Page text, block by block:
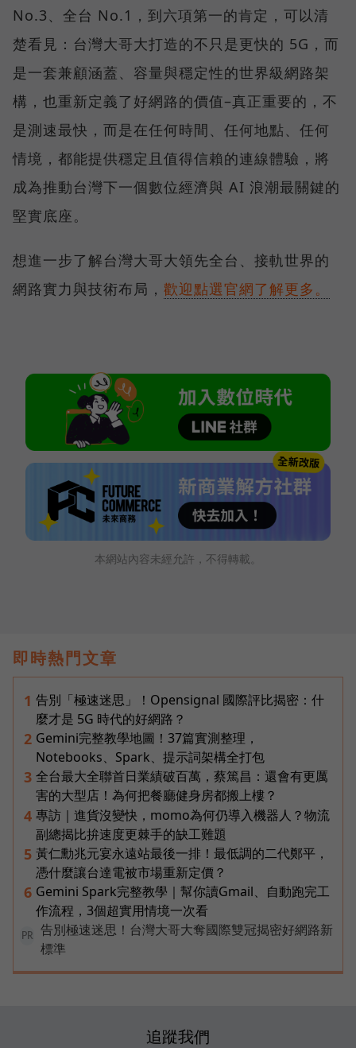
No.3、全台 No.1，到六項第一的肯定，可以清
楚看見：台灣大哥大打造的不只是更快的 5G，而
是一套兼顧涵蓋、容量與穩定性的世界級網路架
構，也重新定義了好網路的價值–真正重要的，不
是測速最快，而是在任何時間、任何地點、任何
情境，都能提供穩定且值得信賴的連線體驗，將
成為推動台灣下一個數位經濟與 AI 浪潮最關鍵的
堅實底座。
想進一步了解台灣大哥大領先全台、接軌世界的
網路實力與技術布局， 歡迎點選官網了解更多。
本網站內容未經允許，不得轉載。
即時熱門文章
1 告別「極速迷思」！Opensignal 國際評比揭密：什
麼才是 5G 時代的好網路？
2 Gemini完整教學地圖！37篇實測整理，
Notebooks、Spark、提示詞架構全打包
3 全台最大全聯首日業績破百萬，蔡篤昌：還會有更厲
害的大型店！為何把餐廳健身房都搬上樓？
4 專訪｜進貨沒變快，momo為何仍導入機器人？物流
副總揭比拚速度更棘手的缺工難題
5 黃仁勳兆元宴永遠站最後一排！最低調的二代鄭平，
憑什麼讓台達電被市場重新定價？
6 Gemini Spark完整教學｜幫你讀Gmail、自動跑完工
作流程，3個超實用情境一次看
PR
告別極速迷思！台灣大哥大奪國際雙冠揭密好網路新
標準
追蹤我們